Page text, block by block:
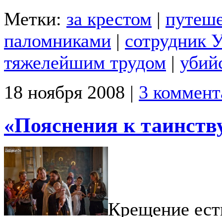
Метки: за крестом |
паломниками | сотрудник
тяжелейшим трудом |
18 ноября 2008 | 3
«Пояснения к
Крещение